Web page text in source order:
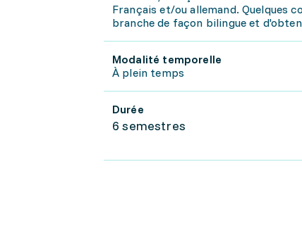
Français et/ou allemand. Quelques
branche de façon bilingue et
Modalité temporelle
À plein temps
Durée
6 semestres